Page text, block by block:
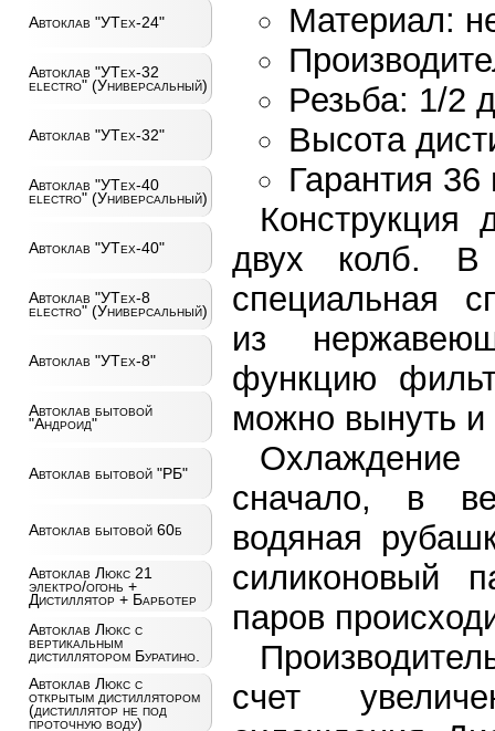
Автоклав "УТех-24"
Автоклав "УТех-32
electro" (Универсальный)
Автоклав "УТех-32"
Автоклав "УТех-40
electro" (Универсальный)
Автоклав "УТех-40"
Автоклав "УТех-8
electro" (Универсальный)
Автоклав "УТех-8"
Автоклав бытовой
"Андроид"
Автоклав бытовой "РБ"
Автоклав бытовой 60б
Автоклав Люкс 21
электро/огонь +
Дистиллятор + Барботер
Автоклав Люкс с
вертикальным
дистиллятором Буратино.
Автоклав Люкс с
открытым дистиллятором
(дистиллятор не под
проточную воду)
Материал:
Резьба: 1/2
Высота
Гарантия
Конструкция
двух колб. В
специальная
из
функцию
можно вынуть и
Охлаждение
сначало, в
водяная
силиконовый
паров
счет